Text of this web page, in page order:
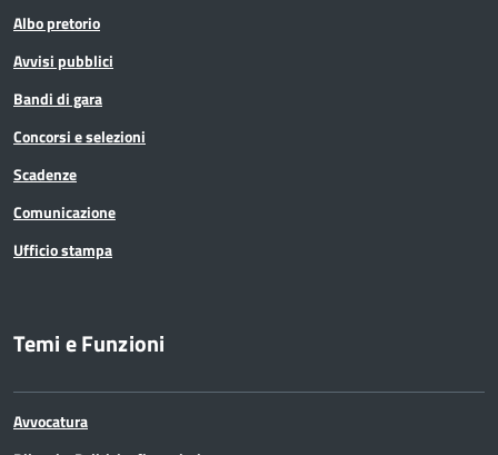
Albo pretorio
Avvisi pubblici
Bandi di gara
Concorsi e selezioni
Scadenze
Comunicazione
Ufficio stampa
Temi e Funzioni
Avvocatura